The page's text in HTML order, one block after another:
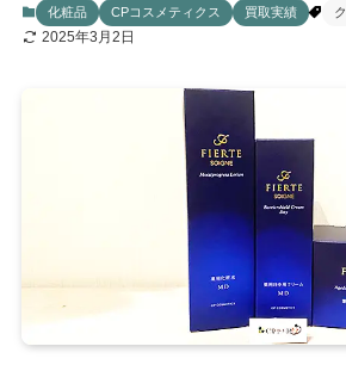
化粧品 CPコスメティクス 買取実績
2025年3月2日